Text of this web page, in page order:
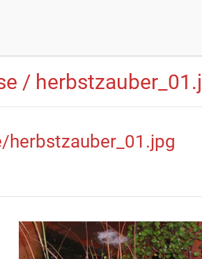
/
herbstzauber_01.jpg